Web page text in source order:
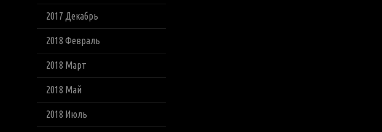
2017 Декабрь
2018 Февраль
2018 Март
2018 Май
2018 Июль